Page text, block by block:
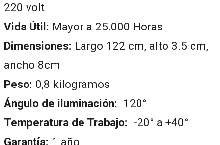
220 volt
Vida Útil: Mayor a 25.000 Horas
Dimensiones: Largo 122 cm, alto 3.5 cm,
ancho 8cm
Peso: 0,8 kilogramos
Ángulo de iluminación: 120°
Temperatura de Trabajo: -20° a +40°
Garantía: 1 año